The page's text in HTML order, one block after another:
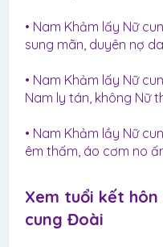
• Nam Khảm lấy Nữ
sung mãn, duyên nợ
• Nam Khảm lấy Nữ
Nam ly tán, không Nữ
• Nam Khảm lầy Nữ
êm thấm, áo cơm no
Xem tuổi kết
cung Đoài​